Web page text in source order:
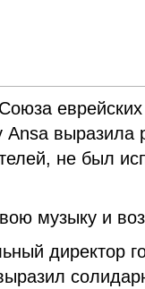
выразила
не был
музыку и
директор